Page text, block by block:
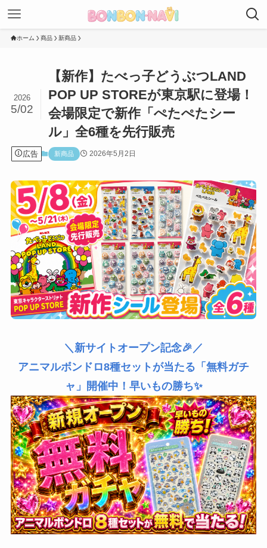
ホーム 商品 新商品
【新作】たべっ子どうぶつLAND
POP UP STOREが東京駅に登場！
会場限定で新作「ぺたぺたシー
ル」全6種を先行販売
2026
5/02
広告 新商品 2026年5月2日
＼新サイトオープン記念🎉／
アニマルボンドロ8種セットが当たる「無料ガチ
ャ」開催中！早いもの勝ち✨